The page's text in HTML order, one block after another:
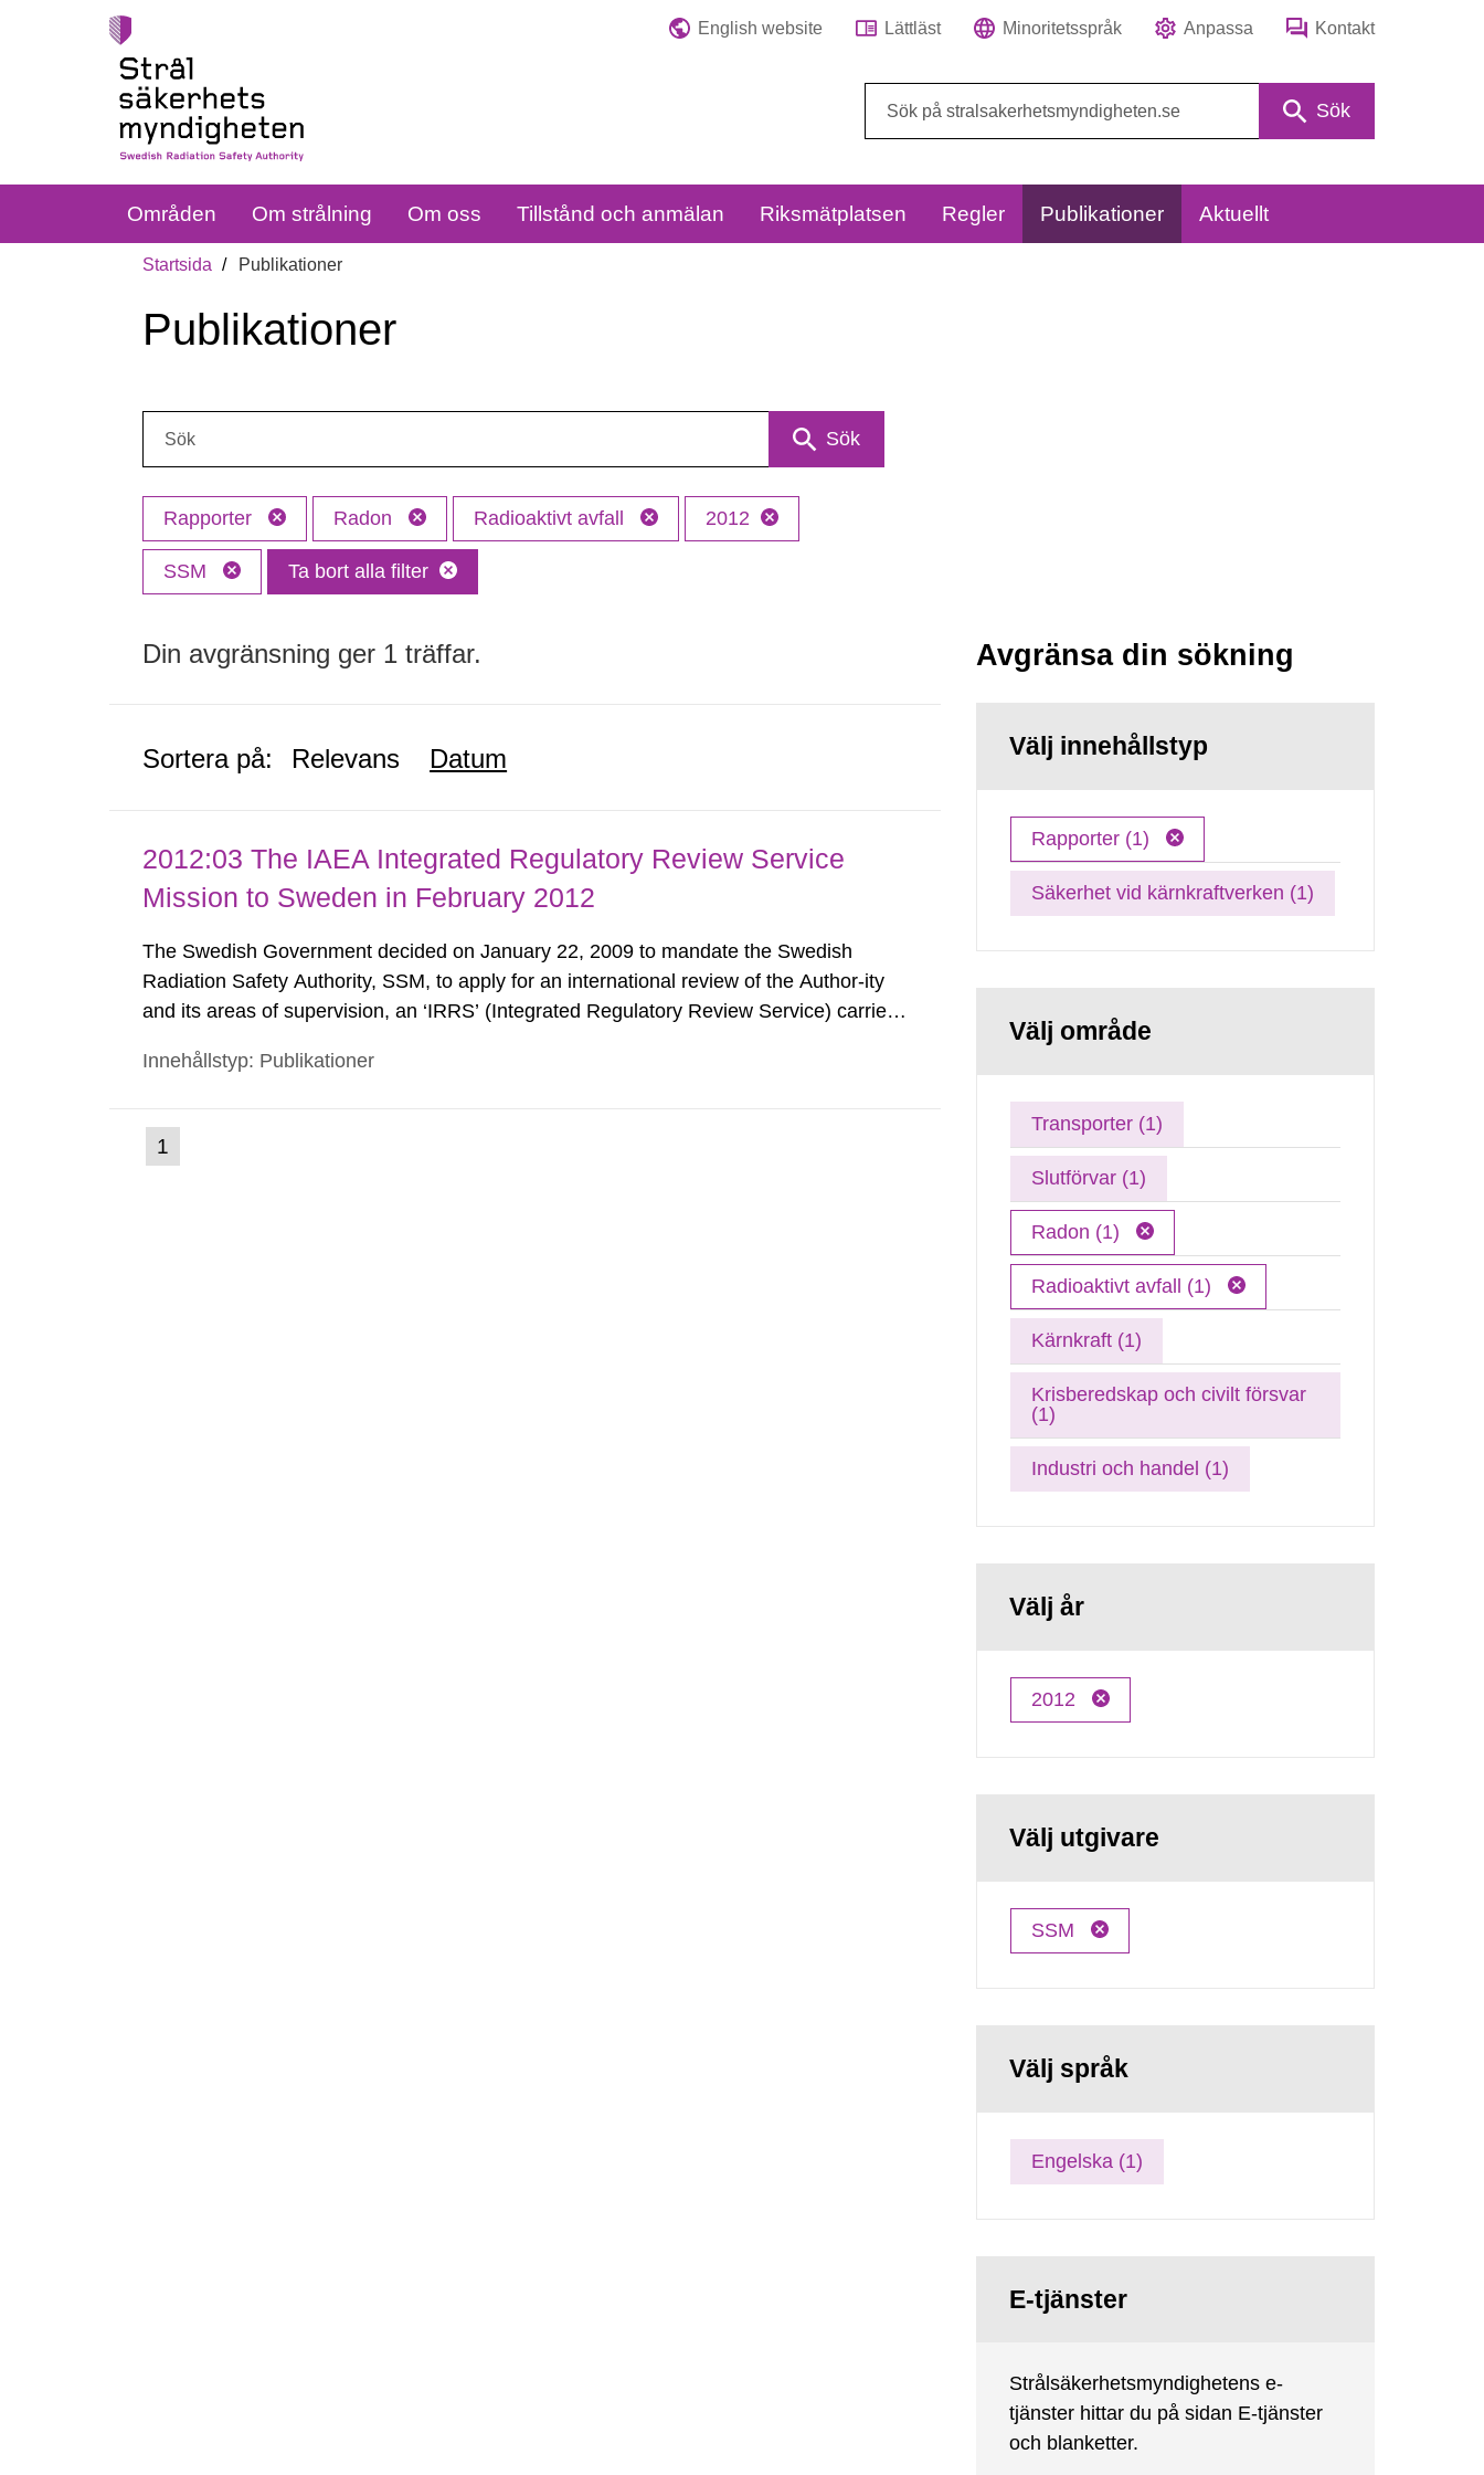
English website Lättläst Minoritetsspråk Anpassa Kontakt
Sök
Områden Om strålning Om oss Tillstånd och anmälan Riksmätplatsen Regler Publikationer Aktuellt
Startsida Publikationer
Publikationer
Sök
Rapporter Radon Radioaktivt avfall 2012
SSM Ta bort alla filter
Din avgränsning ger 1 träffar.
Sortera på: Relevans Datum
2012:03 The IAEA Integrated Regulatory Review Service
Mission to Sweden in February 2012
The Swedish Government decided on January 22, 2009 to mandate the Swedish
Radiation Safety Authority, SSM, to apply for an international review of the Author-ity
and its areas of supervision, an ‘IRRS’ (Integrated Regulatory Review Service) carried
made a formal request to the IAEA for an IRRS in Sweden. The time...
Innehållstyp: Publikationer
Gå
till
1
Avgränsa din sökning
Välj innehållstyp
Rapporter (1)
Säkerhet vid kärnkraftverken (1)
Välj område
Transporter (1)
Slutförvar (1)
Radon (1)
Radioaktivt avfall (1)
Kärnkraft (1)
Krisberedskap och civilt försvar
(1)
Industri och handel (1)
Välj år
2012
Välj utgivare
SSM
Välj språk
Engelska (1)
E-tjänster
Strålsäkerhetsmyndighetens e-
tjänster hittar du på sidan E-tjänster
och blanketter.